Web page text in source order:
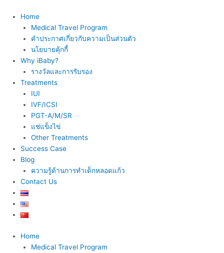
content
Home
Medical Travel Program
คำประกาศเกี่ยวกับความเป็นส่วนตัว
นโยบายคุ้กกี้
Why iBaby?
รางวัลและการรับรอง
Treatments
IUI
IVF/ICSI
PGT-A/M/SR
แช่แข็งไข่
Other Treatments
Success Case
Blog
ความรู้ด้านการทำเด็กหลอดแก้ว
Contact Us
Home
Medical Travel Program